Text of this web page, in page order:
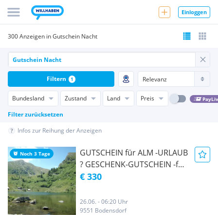
Einloggen
300 Anzeigen in Gutschein Nacht
Bundesland Zustand Land Preis
Filter zurücksetzen
Filtern 1
Infos zur Reihung der Anzeigen
Noch 3 Tage
GUTSCHEIN für ALM -URLAUB
? GESCHENK-GUTSCHEIN -für
bis zu 4 Pers. -3 Nächte
€ 330
26.06. - 06:20 Uhr
9551 Bodensdorf